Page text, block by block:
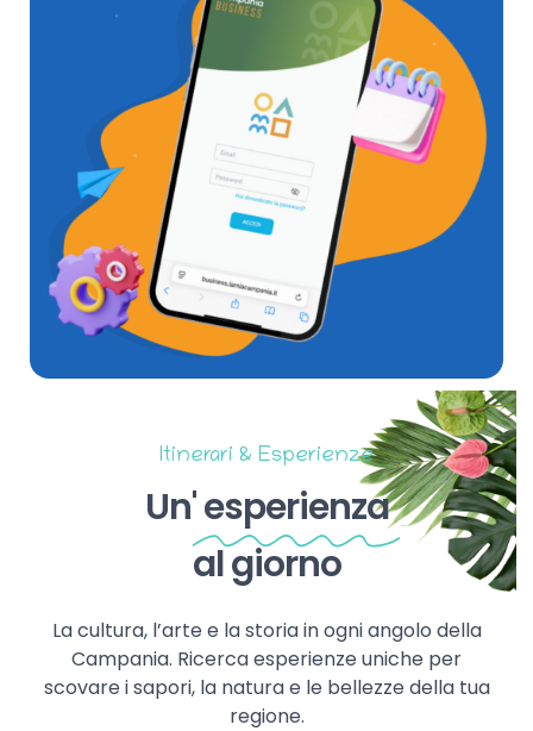
Itinerari & Esperienze
Un'esperienza
al giorno
La cultura, l’arte e la storia in ogni angolo della
Campania. Ricerca esperienze uniche per
scovare i sapori, la natura e le bellezze della tua
regione.